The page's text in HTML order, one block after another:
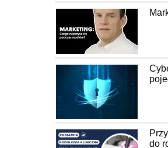
do